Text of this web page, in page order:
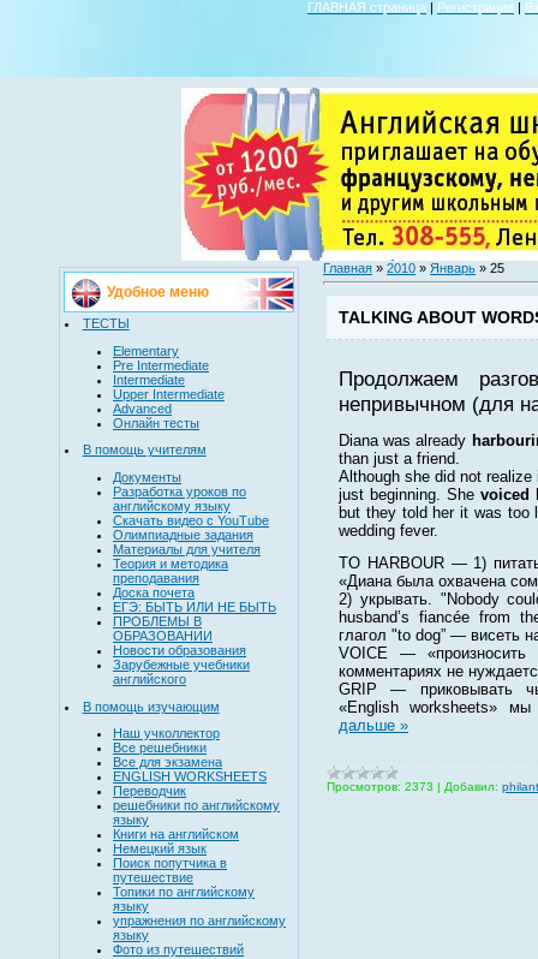
ГЛАВНАЯ страница | Регистрация |
Удобное меню
ТЕСТЫ
Elementary
Pre Intermediate
Intermediate
Upper Intermediate
Advanced
Онлайн тесты
В помощь учителям
Документы
Разработка уроков по
английскому языку
Скачать видео с YouTube
Олимпиадные задания
Материалы для учителя
Теория и методика
преподавания
Доска почета
ЕГЭ: БЫТЬ ИЛИ НЕ БЫТЬ
ПРОБЛЕМЫ В
ОБРАЗОВАНИИ
Новости образования
Зарубежные учебники
английского
В помощь изучающим
Наш учколлектор
Все решебники
Все для экзамена
ENGLISH WORKSHEETS
Переводчик
решебники по английскому
языку
Книги на английском
Немецкий язык
Поиск попутчика в
путешествие
Топики по английскому
языку
упражнения по английскому
языку
Фото из путешествий
Главная » 2010 » Январь » 25
TALKING ABOUT
Продолжаем
непривычном (для
Diana was already
than just a friend.
Although she did not
just beginning. Shevoiced
but they told her it was
wedding fever.
TO HARBOUR — 1)
«Диана была охвачена
2) укрывать. "Nobody
husband’s fiancée from
глагол "to dog” — висеть
VOICE —
комментариях не
GRIP — приковывать
«English worksheets»
дальше »
Просмотров: 2373 | Добавил: